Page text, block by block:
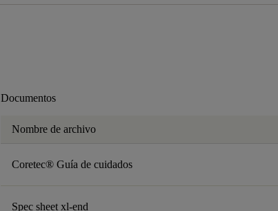
Documentos
Nombre de archivo
Coretec® Guía de cuidados
Spec sheet xl-end